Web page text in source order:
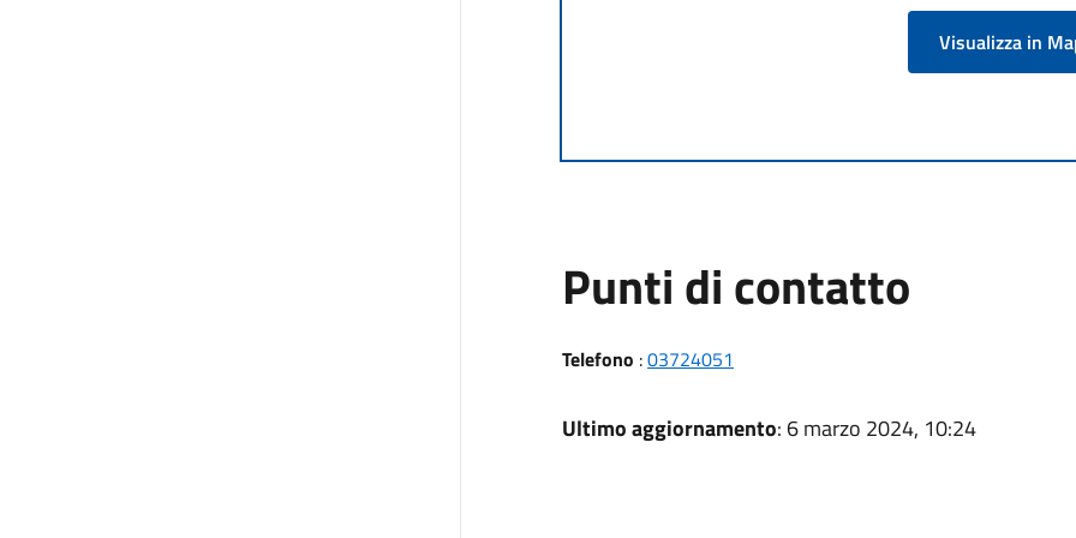
Visualizza in
Punti di contatto
Telefono :03724051
Ultimo aggiornamento: 6 marzo 2024, 10:24